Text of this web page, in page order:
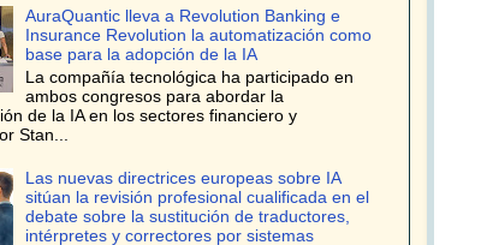
AuraQuantic lleva a Revolution Banking e
Insurance Revolution la automatización como
base para la adopción de la IA
La compañía tecnológica ha participado en
ambos congresos para abordar la
de la IA en los sectores financiero y
Stan...
Las nuevas directrices europeas sobre IA
sitúan la revisión profesional cualificada en el
debate sobre la sustitución de traductores,
intérpretes y correctores por sistemas